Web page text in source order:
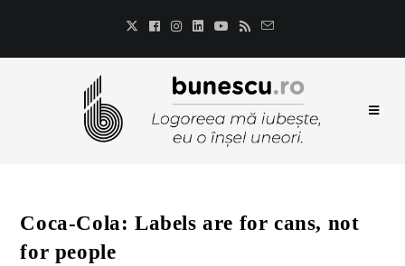
Coca-Cola: Labels are for cans, not
for people